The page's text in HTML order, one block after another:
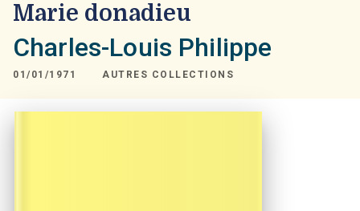
Marie donadieu
Charles-Louis Philippe
01/01/1971 AUTRES COLLECTIONS